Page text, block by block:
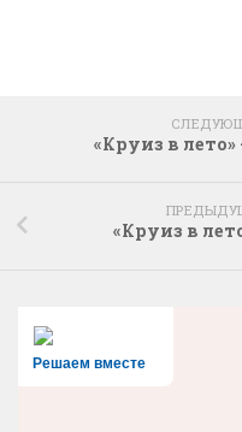
«Круиз в лето»
«Круиз в
Решаем вместе